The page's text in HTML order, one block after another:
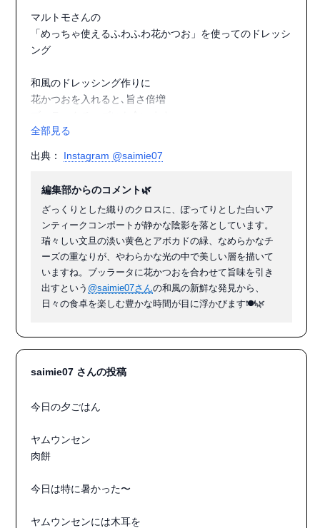
マルトモさんの
「めっちゃ使えるふわふわ花かつお」を使ってのドレッシ
ング
和風のドレッシング作りに
花かつおを入れると､旨さ倍増
詳しいレシピは
良かったら覗いてみてくださいね。
#マルトモ
#愛媛の花かつお
#めっちゃ使えるふわふわ花かつお
#文旦のブッラータ
#文旦
#アンティーク
#おうちごはん
#アンティークのある暮らし
#穏やかな暮らし
#丁寧な暮らし
全部見る
出典： Instagram @saimie07
編集部からのコメント🌿
ざっくりとした織りのクロスに、ぽってりとした白いア
ンティークコンポートが静かな陰影を落としています。
瑞々しい文旦の淡い黄色とアボカドの緑、なめらかなチ
ーズの重なりが、やわらかな光の中で美しい層を描いて
いますね。ブッラータに花かつおを合わせて旨味を引き
出すという @saimie07さんの和風の新鮮な発見から、
日々の食卓を楽しむ豊かな時間が目に浮かびます🍽️🌿
saimie07 さんの投稿
今日の夕ごはん
ヤムウンセン
肉餅
今日は特に暑かった〜
ヤムウンセンには木耳を